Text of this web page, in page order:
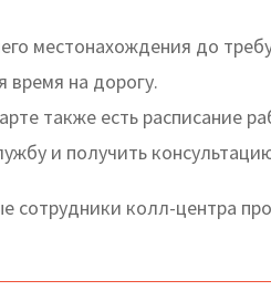
местонахождения до
время на дорогу.
также есть расписание
и получить
сотрудники колл-центра